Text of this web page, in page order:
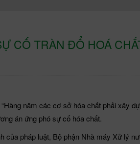
CỐ TRÀN ĐỔ HOÁ
năm các cơ sở hóa chất phải xây
án ứng phó sự cố hóa chất.
của pháp luật, Bộ phận Nhà máy Xử lý